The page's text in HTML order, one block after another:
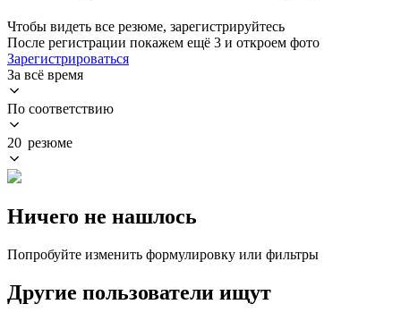
Чтобы видеть все резюме, зарегистрируйтесь
После регистрации покажем ещё 3 и откроем фото
Зарегистрироваться
За всё время
По соответствию
20 резюме
Ничего не нашлось
Попробуйте изменить формулировку или фильтры
Другие пользователи ищут